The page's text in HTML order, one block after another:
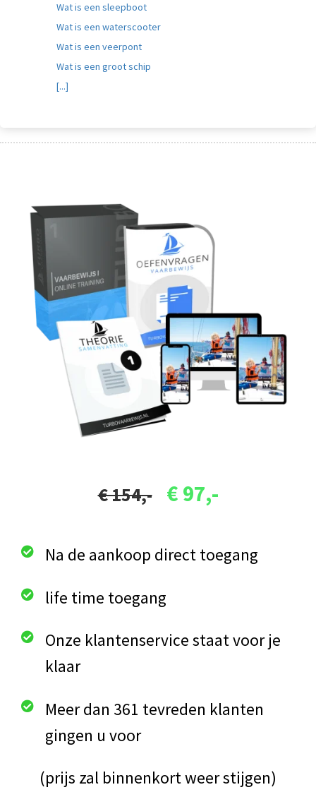
Wat is een sleepboot
Wat is een waterscooter
Wat is een veerpont
Wat is een groot schip
[...]
€ 154,- € 97,-
Na de aankoop direct toegang
life time toegang
Onze klantenservice staat voor je
klaar
Meer dan 361 tevreden klanten
gingen u voor
(prijs zal binnenkort weer stijgen)